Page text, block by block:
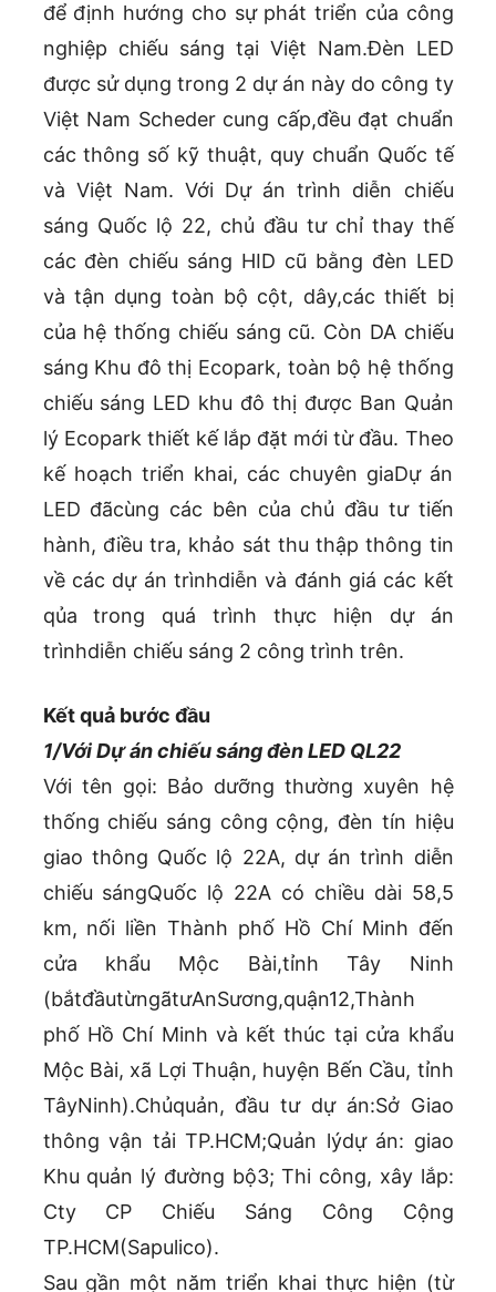
để định hướng cho sự phát triển của công
nghiệp chiếu sáng tại Việt Nam.Đèn LED
được sử dụng trong 2 dự án này do công ty
Việt Nam Scheder cung cấp,đều đạt chuẩn
các thông số kỹ thuật, quy chuẩn Quốc tế
và Việt Nam. Với Dự án trình diễn chiếu
sáng Quốc lộ 22, chủ đầu tư chỉ thay thế
các đèn chiếu sáng HID cũ bằng đèn LED
và tận dụng toàn bộ cột, dây,các thiết bị
của hệ thống chiếu sáng cũ. Còn DA chiếu
sáng Khu đô thị Ecopark, toàn bộ hệ thống
chiếu sáng LED khu đô thị được Ban Quản
lý Ecopark thiết kế lắp đặt mới từ đầu. Theo
kế hoạch triển khai, các chuyên giaDự án
LED đãcùng các bên của chủ đầu tư tiến
hành, điều tra, khảo sát thu thập thông tin
về các dự án trìnhdiễn và đánh giá các kết
qủa trong quá trình thực hiện dự án
trìnhdiễn chiếu sáng 2 công trình trên.
Kết quả bước đầu
1/Với Dự án chiếu sáng đèn LED QL22
Với tên gọi: Bảo dưỡng thường xuyên hệ
thống chiếu sáng công cộng, đèn tín hiệu
giao thông Quốc lộ 22A, dự án trình diễn
chiếu sángQuốc lộ 22A có chiều dài 58,5
km, nối liền Thành phố Hồ Chí Minh đến
cửa khẩu Mộc Bài,tỉnh Tây Ninh
(bắtđầutừngãtưAnSương,quận12,Thành
phố Hồ Chí Minh và kết thúc tại cửa khẩu
Mộc Bài, xã Lợi Thuận, huyện Bến Cầu, tỉnh
TâyNinh).Chủquản, đầu tư dự án:Sở Giao
thông vận tải TP.HCM;Quản lýdự án: giao
Khu quản lý đường bộ3; Thi công, xây lắp:
Cty CP Chiếu Sáng Công Cộng
TP.HCM(Sapulico).
Sau gần một năm triển khai thực hiện (từ